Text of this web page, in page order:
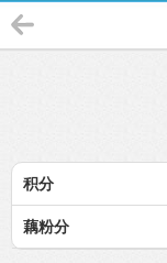
积分
藕粉分